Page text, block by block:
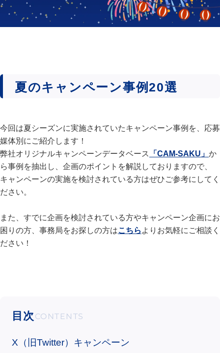
夏のキャンペーン事例20選
今回は夏シーズンに実施されていたキャンペーン事例を、応募
媒体別にご紹介します！
弊社オリジナルキャンペーンデータベース
「CAM-SAKU」 か
ら事例を抽出し、企画のポイントを解説しておりますので、
キャンペーンの実施を検討されている方はぜひご参考にしてく
ださい。
また、すでに企画を検討されている方やキャンペーン企画にお
困りの方、事務局をお探しの方はこちら よりお気軽にご相談く
ださい！
目次
X（旧Twitter）キャンペーン